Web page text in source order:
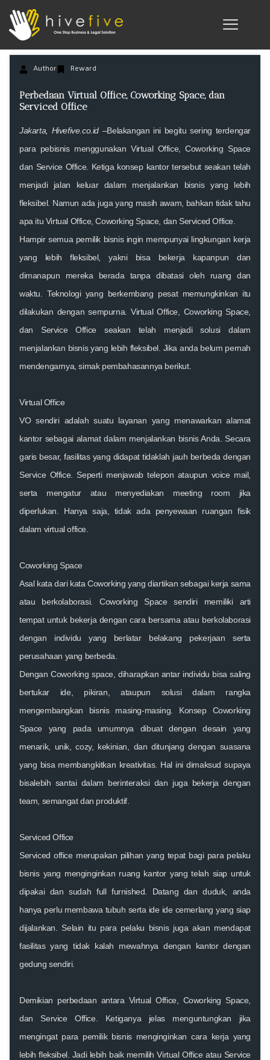
Author Reward
Perbedaan Virtual Office, Coworking Space, dan
Serviced Office
Jakarta, Hivefive.co.id –Belakangan ini begitu sering terdengar
para pebisnis menggunakan Virtual Office, Coworking Space
dan Service Office. Ketiga konsep kantor tersebut seakan telah
menjadi jalan keluar dalam menjalankan bisnis yang lebih
fleksibel. Namun ada juga yang masih awam, bahkan tidak tahu
apa itu Virtual Office, Coworking Space, dan Serviced Office.
Hampir semua pemilik bisnis ingin mempunyai lingkungan kerja
yang lebih fleksibel, yakni bisa bekerja kapanpun dan
dimanapun mereka berada tanpa dibatasi oleh ruang dan
waktu. Teknologi yang berkembang pesat memungkinkan itu
dilakukan dengan sempurna. Virtual Office, Coworking Space,
dan Service Office seakan telah menjadi solusi dalam
menjalankan bisnis yang lebih fleksibel. Jika anda belum pernah
mendengarnya, simak pembahasannya berikut.
Virtual Office
VO sendiri adalah suatu layanan yang menawarkan alamat
kantor sebagai alamat dalam menjalankan bisnis Anda. Secara
garis besar, fasilitas yang didapat tidaklah jauh berbeda dengan
Service Office. Seperti menjawab telepon ataupun voice mail,
serta mengatur atau menyediakan meeting room jika
diperlukan. Hanya saja, tidak ada penyewaan ruangan fisik
dalam virtual office.
Coworking Space
Asal kata dari kata Coworking yang diartikan sebagai kerja sama
atau berkolaborasi. Coworking Space sendiri memiliki arti
tempat untuk bekerja dengan cara bersama atau berkolaborasi
dengan individu yang berlatar belakang pekerjaan serta
perusahaan yang berbeda.
Dengan Coworking space, diharapkan antar individu bisa saling
bertukar ide, pikiran, ataupun solusi dalam rangka
mengembangkan bisnis masing-masing. Konsep Coworking
Space yang pada umumnya dibuat dengan desain yang
menarik, unik, cozy, kekinian, dan ditunjang dengan suasana
yang bisa membangkitkan kreativitas. Hal ini dimaksud supaya
bisalebih santai dalam berinteraksi dan juga bekerja dengan
team, semangat dan produktif.
Serviced Office
Serviced office merupakan pilihan yang tepat bagi para pelaku
bisnis yang menginginkan ruang kantor yang telah siap untuk
dipakai dan sudah full furnished. Datang dan duduk, anda
hanya perlu membawa tubuh serta ide ide cemerlang yang siap
dijalankan. Selain itu para pelaku bisnis juga akan mendapat
fasilitas yang tidak kalah mewahnya dengan kantor dengan
gedung sendiri.
Demikian perbedaan antara Virtual Office, Coworking Space,
dan Service Office. Ketiganya jelas menguntungkan jika
mengingat para pemilik bisnis menginginkan cara kerja yang
lebih fleksibel. Jadi lebih baik memilih Virtual Office atau Service